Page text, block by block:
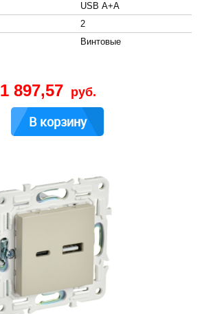
USB А+А
2
Винтовые
1 897,57 руб.
В корзину